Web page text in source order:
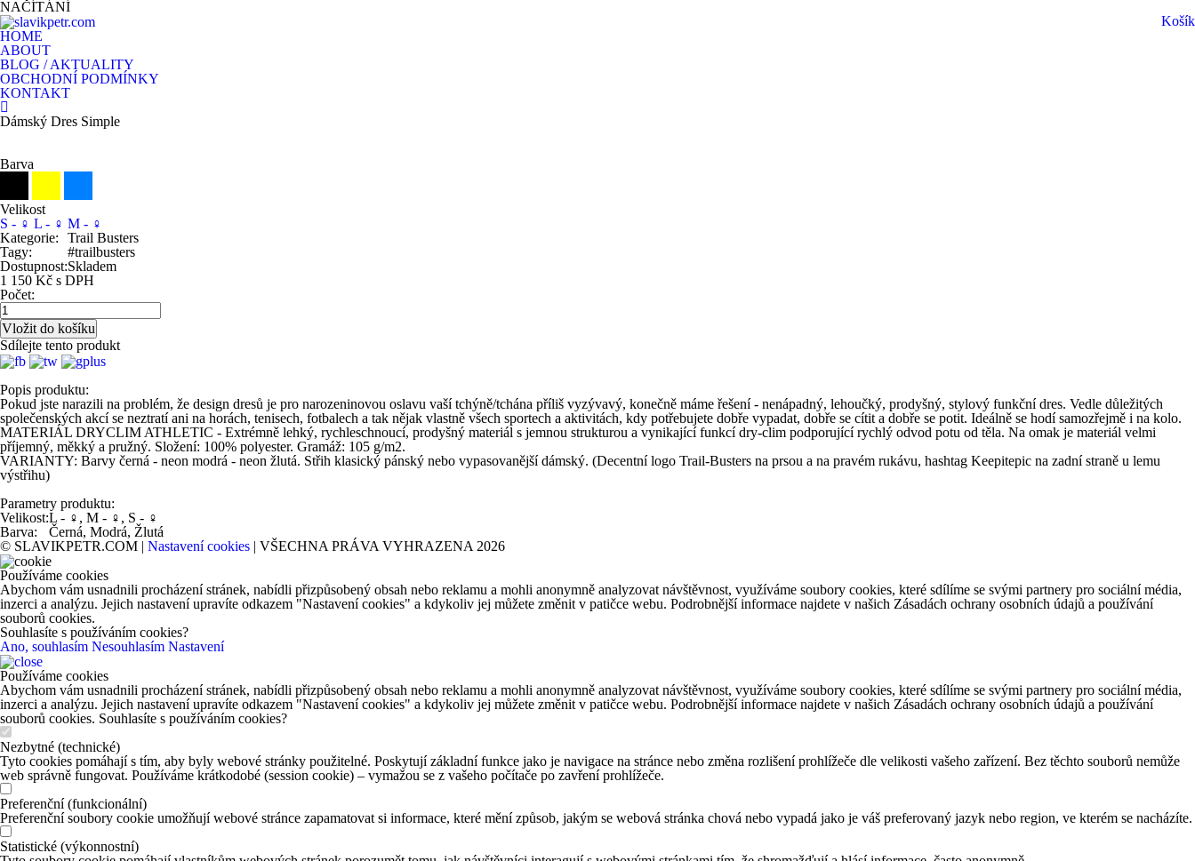
NAČÍTÁNÍ
Košík
HOME
ABOUT
BLOG / AKTUALITY
OBCHODNÍ PODMÍNKY
KONTAKT
Dámský Dres Simple
Barva
Velikost
S - ♀ L - ♀ M - ♀
Kategorie:
Trail Busters
Tagy:
#trailbusters
Dostupnost:Skladem
1 150 Kč s DPH
Počet:
Sdílejte tento produkt
Popis produktu:
Pokud jste narazili na problém, že design dresů je pro narozeninovou oslavu vaší tchýně/tchána příliš vyzývavý, konečně máme řešení - nenápadný, lehoučký, prodyšný, stylový funkční dres. Vedle důležitých
společenských akcí se neztratí ani na horách, tenisech, fotbalech a tak nějak vlastně všech sportech a aktivitách, kdy potřebujete dobře vypadat, dobře se cítit a dobře se potit. Ideálně se hodí samozřejmě i na kolo.
MATERIÁL DRYCLIM ATHLETIC - Extrémně lehký, rychleschnoucí, prodyšný materiál s jemnou strukturou a vynikající funkcí dry-clim podporující rychlý odvod potu od těla. Na omak je materiál velmi
příjemný, měkký a pružný. Složení: 100% polyester. Gramáž: 105 g/m2.
VARIANTY: Barvy černá - neon modrá - neon žlutá. Střih klasický pánský nebo vypasovanější dámský. (Decentní logo Trail-Busters na prsou a na pravém rukávu, hashtag Keepitepic na zadní straně u lemu
výstřihu)
Parametry produktu:
Velikost:L - ♀, M - ♀, S - ♀
Barva:
Černá, Modrá, Žlutá
© SLAVIKPETR.COM | Nastavení cookies | VŠECHNA PRÁVA VYHRAZENA 2026
Používáme cookies
Abychom vám usnadnili procházení stránek, nabídli přizpůsobený obsah nebo reklamu a mohli anonymně analyzovat návštěvnost, využíváme soubory cookies, které sdílíme se svými partnery pro sociální média,
inzerci a analýzu. Jejich nastavení upravíte odkazem "Nastavení cookies" a kdykoliv jej můžete změnit v patičce webu. Podrobnější informace najdete v našich Zásadách ochrany osobních údajů a používání
souborů cookies.
Souhlasíte s používáním cookies?
Ano, souhlasím Nesouhlasím Nastavení
Používáme cookies
Abychom vám usnadnili procházení stránek, nabídli přizpůsobený obsah nebo reklamu a mohli anonymně analyzovat návštěvnost, využíváme soubory cookies, které sdílíme se svými partnery pro sociální média,
inzerci a analýzu. Jejich nastavení upravíte odkazem "Nastavení cookies" a kdykoliv jej můžete změnit v patičce webu. Podrobnější informace najdete v našich Zásadách ochrany osobních údajů a používání
souborů cookies. Souhlasíte s používáním cookies?
Nezbytné (technické)
Tyto cookies pomáhají s tím, aby byly webové stránky použitelné. Poskytují základní funkce jako je navigace na stránce nebo změna rozlišení prohlížeče dle velikosti vašeho zařízení. Bez těchto souborů nemůže
web správně fungovat. Používáme krátkodobé (session cookie) – vymažou se z vašeho počítače po zavření prohlížeče.
Preferenční (funkcionální)
Preferenční soubory cookie umožňují webové stránce zapamatovat si informace, které mění způsob, jakým se webová stránka chová nebo vypadá jako je váš preferovaný jazyk nebo region, ve kterém se nacházíte.
Statistické (výkonnostní)